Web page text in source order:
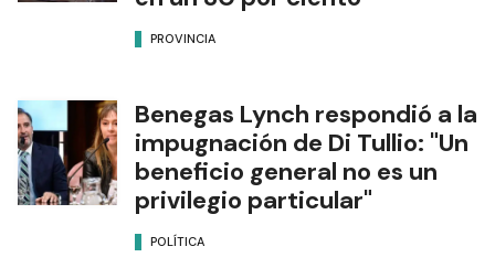
PROVINCIA
Benegas Lynch respondió a la
impugnación de Di Tullio: "Un
beneficio general no es un
privilegio particular"
POLÍTICA